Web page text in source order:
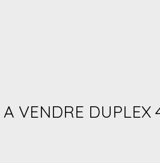
A VENDRE DUPLEX